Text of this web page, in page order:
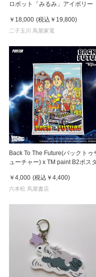
ロボット「みるみ」アイボリー
￥18,000 (税込 ￥19,800)
二子玉川 蔦屋家電
Back To The Future(バックトゥ
ューチャー) x TM paint B2ポス
￥4,000 (税込 ￥4,400)
六本松 蔦屋書店